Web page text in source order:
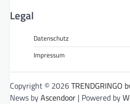
Legal
Datenschutz
Impressum
Copyright © 2026TRENDGRINGO
News byAscendoor | Powered by